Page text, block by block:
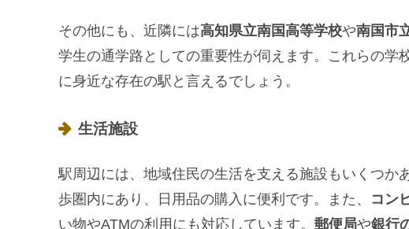
その他にも、近隣には高知県立南国高等学校や南国市
学生の通学路としての重要性が伺えます。これらの学
に身近な存在の駅と言えるでしょう。
生活施設
駅周辺には、地域住民の生活を支える施設もいくつか
歩圏内にあり、日用品の購入に便利です。また、 コン
い物やATMの利用にも対応しています。 郵便局や銀行